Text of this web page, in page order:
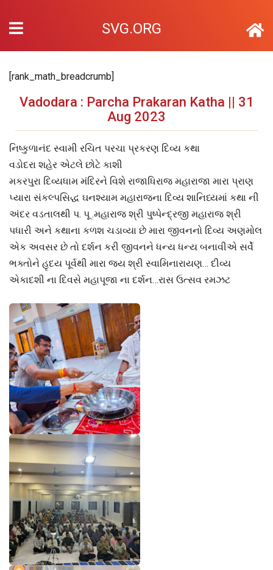
SVG.ORG
[rank_math_breadcrumb]
Vadodara : Parcha Prakaran Katha || 31
Aug 2023
નિષ્કુળાનંદ સ્વામી રચિત પરચા પ્રકરણ દિવ્ય કથા
વડોદરા શહેર એટલે છોટે કાશી
મકરપુરા દિવ્યધામ મંદિરને વિશે રાજાધિરાજ મહારાજા મારા પ્રાણ
પ્યારા સંકલ્પસિદ્ધ ઘનશ્યામ મહારાજના દિવ્ય શાનિધ્યમાં કથા ની
અંદર વડતાલથી પ. પૂ .મહારાજ શ્રી પુષ્પેન્દ્રજી મહારાજ શ્રી
પધારી અને કથાના કળશ ચડાવ્યા છે મારા જીવનનો દિવ્ય અણમોલ
એક અવસર છે તો દર્શન કરી જીવનને ધન્ય ધન્ય બનાવીએ સર્વે
ભક્તોને હૃદય પૂર્વથી મારા જય શ્રી સ્વામિનારાયણ… દીવ્ય
એકાદશી ના દિવસે મહાપૂજા ના દર્શન…રાસ ઉત્સવ રમઝટ